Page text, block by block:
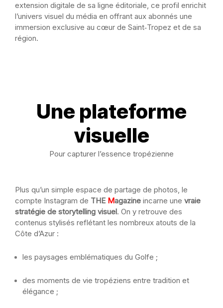
extension digitale de sa ligne éditoriale, ce profil enrichit
l’univers visuel du média en offrant aux abonnés une
immersion exclusive au cœur de Saint‑Tropez et de sa
région.
Une plateforme
visuelle
Pour capturer l’essence tropézienne
Plus qu’un simple espace de partage de photos, le
compte Instagram de THE Magazine incarne une vraie
stratégie de storytelling visuel. On y retrouve des
contenus stylisés reflétant les nombreux atouts de la
Côte d’Azur :
les paysages emblématiques du Golfe ;
des moments de vie tropéziens entre tradition et
élégance ;